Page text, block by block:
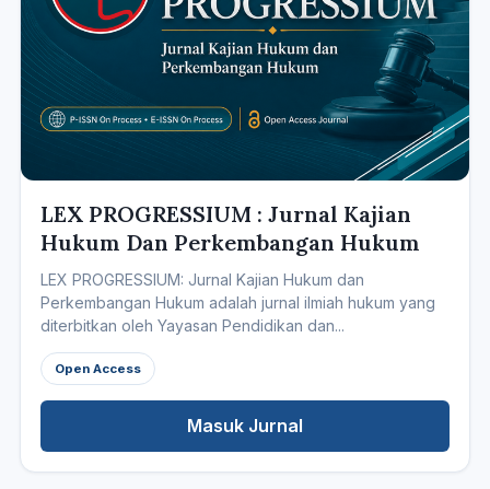
LEX PROGRESSIUM : Jurnal Kajian
Hukum Dan Perkembangan Hukum
LEX PROGRESSIUM: Jurnal Kajian Hukum dan
Perkembangan Hukum adalah jurnal ilmiah hukum yang
diterbitkan oleh Yayasan Pendidikan dan...
Open Access
Masuk Jurnal